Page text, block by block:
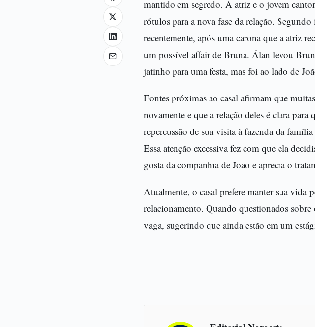
mantido em segredo. A atriz e o jovem
rótulos para a nova fase da relação.
recentemente, após uma carona que a atriz
um possível affair de Bruna. Álan levou
jatinho para uma festa, mas foi ao lado de
Fontes próximas ao casal afirmam que
novamente e que a relação deles é clara
repercussão de sua visita à fazenda da
Essa atenção excessiva fez com que ela
gosta da companhia de João e aprecia o
Atualmente, o casal prefere manter sua vida
relacionamento. Quando questionados sobre
vaga, sugerindo que ainda estão em um